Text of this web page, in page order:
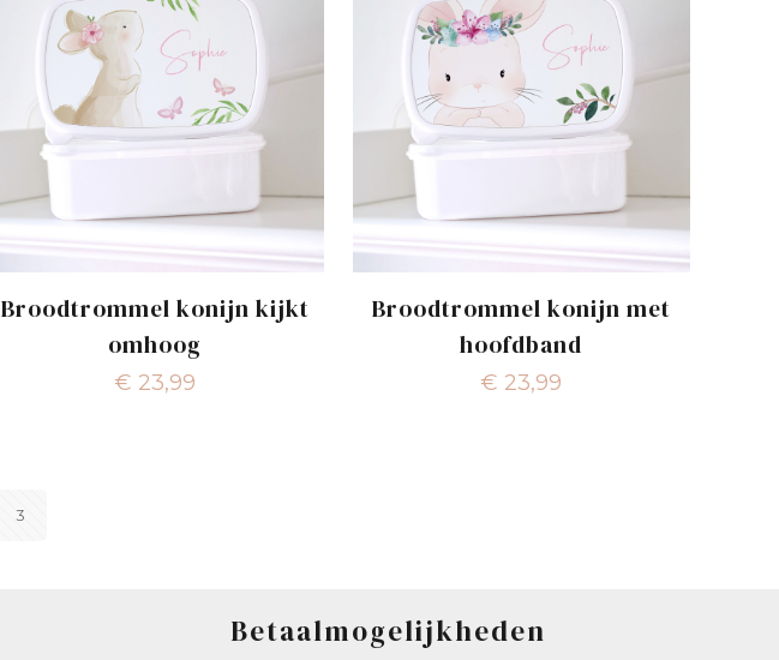
Broodtrommel konijn kijkt
omhoog
€ 23,99
Broodtrommel konijn met
hoofdband
€ 23,99
3
Betaalmogelijkheden